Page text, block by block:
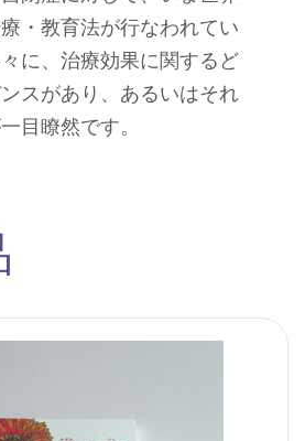
・教育法が行なわれてい
に、治療効果に関するど
スがあり、あるいはそれ
目瞭然です。